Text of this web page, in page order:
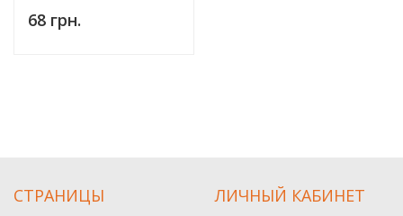
68 грн.
СТРАНИЦЫ ЛИЧНЫЙ КАБИНЕТ